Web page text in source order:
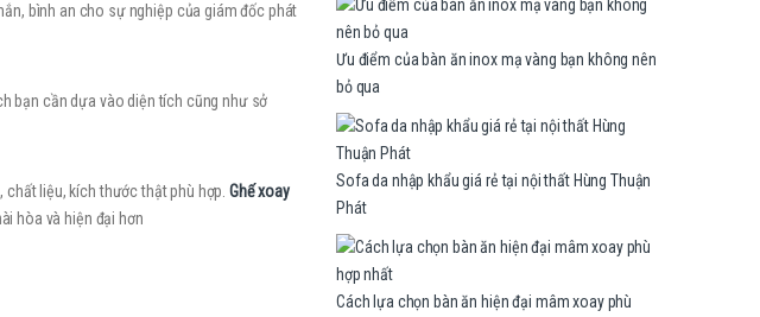
bình an cho sự nghiệp của giám đốc phát
bạn cần dựa vào diện tích cũng như sở
liệu, kích thước thật phù hợp. Ghế xoay
hòa và hiện đại hơn
Ưu điểm của bàn ăn inox mạ vàng bạn không nên
bỏ qua
Sofa da nhập khẩu giá rẻ tại nội thất Hùng Thuận
Phát
Cách lựa chọn bàn ăn hiện đại mâm xoay phù